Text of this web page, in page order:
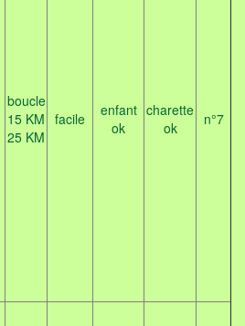
boucle
15 KM
25 KM
facile
enfant
ok
charette
ok
n°7